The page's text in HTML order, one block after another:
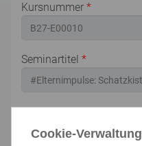
Kursnummer *
Seminartitel *
Kursort*
Cookie-Verwaltung